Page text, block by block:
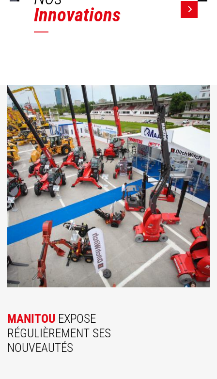
Innovations
MANITOU EXPOSE
RÉGULIÈREMENT SES
NOUVEAUTÉS